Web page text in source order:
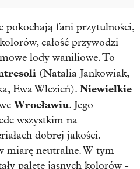
pokochają fani przytulności,
całość przywodzi
lody waniliowe. To
(Natalia Jankowiak,
Ewa Wlezień). Niewielkie
Wrocławiu. Jego
wszystkim na
dobrej jakości.
miarę neutralne. W tym
paletę jasnych kolorów -